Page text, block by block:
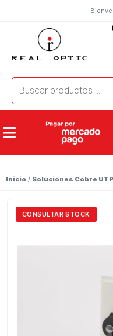
Inicio / Soluciones Cobre
CONSULTAR STOCK